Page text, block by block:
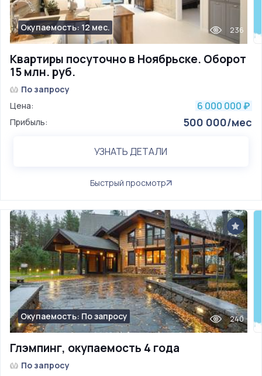
Квартиры посуточно в Ноябрьске. Оборот
15 млн. руб.
Окупаемость: 12 мес. 236
По запросу
Цена:
6 000 000 ₽
Прибыль: 500 000/мес
УЗНАТЬ ДЕТАЛИ
Быстрый просмотр
Глэмпинг, окупаемость 4 года
Окупаемость: По запросу 240
По запросу